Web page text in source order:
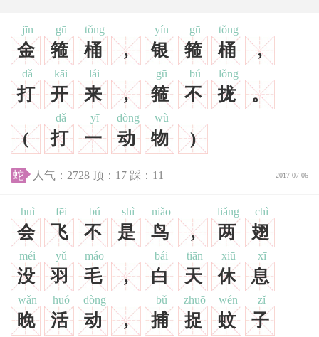
金
jīn
箍
gū
桶
tǒng
, 银
yín
箍
gū
桶
tǒng
,
打
dǎ
开
kāi
来
lái
, 箍
gū
不
bú
拢
lǒng
。
( 打
dǎ
一
yī
动
dòng
物
wù
)
2017-07-06
蛇 人气： 2728 顶： 17 踩： 11
会
huì
飞
fēi
不
bú
是
shì
鸟
niǎo
, 两
liǎng
翅
chì
没
méi
羽
yǔ
毛
máo
, 白
bái
天
tiān
休
xiū
息
xī
晚
wǎn
活
huó
动
dòng
, 捕
bǔ
捉
zhuō
蚊
wén
子
zǐ